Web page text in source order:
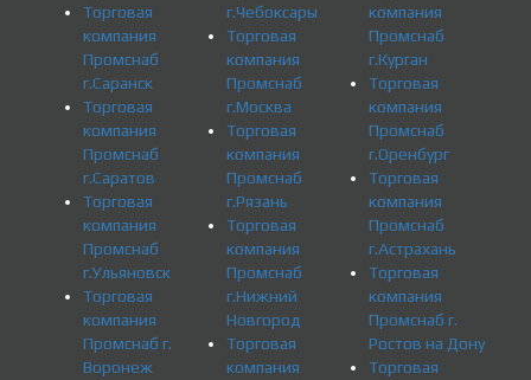
Торговая
компания
Промснаб
г.Саранск
Торговая
компания
Промснаб
г.Саратов
Торговая
компания
Промснаб
г.Ульяновск
Торговая
компания
Промснаб г.
Воронеж
г.Чебоксары
Торговая
компания
Промснаб
г.Москва
Торговая
компания
Промснаб
г.Рязань
Торговая
компания
Промснаб
г.Нижний
Новгород
Торговая
компания
компания
Промснаб
г.Курган
Торговая
компания
Промснаб
г.Оренбург
Торговая
компания
Промснаб
г.Астрахань
Торговая
компания
Промснаб г.
Ростов на Дону
Торговая